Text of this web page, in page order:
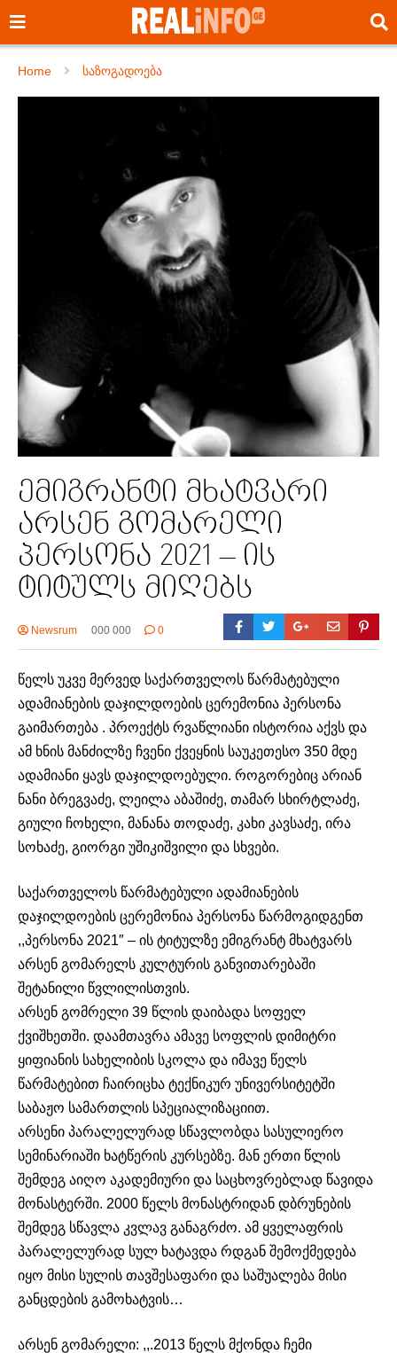
Home საზოგადოება
ემიგრანტი მხატვარი
არსენ გომარელი
პერსონა 2021 – ის
ტიტულს მიღებს
Newsrum 000 000 0
წელს უკვე მერვედ საქართველოს წარმატებული
ადამიანების დაჯილდოების ცერემონია პერსონა
გაიმართება . პროექტს რვაწლიანი ისტორია აქვს და
ამ ხნის მანძილზე ჩვენი ქვეყნის საუკეთესო 350 მდე
ადამიანი ყავს დაჯილდოებული. როგორებიც არიან
ნანი ბრეგვაძე, ლეილა აბაშიძე, თამარ სხირტლაძე,
გიული ჩოხელი, მანანა თოდაძე, კახი კავსაძე, ირა
სოხაძე, გიორგი უშიკიშვილი და სხვები.
საქართველოს წარმატებული ადამიანების
დაჯილდოების ცერემონია პერსონა წარმოგიდგენთ
,,პერსონა 2021″ – ის ტიტულზე ემიგრანტ მხატვარს
არსენ გომარელს კულტურის განვითარებაში
შეტანილი წვლილისთვის.
არსენ გომრელი 39 წლის დაიბადა სოფელ
ქვიშხეთში. დაამთავრა ამავე სოფლის დიმიტრი
ყიფიანის სახელიბის სკოლა და იმავე წელს
წარმატებით ჩაირიცხა ტექნიკურ უნივერსიტეტში
საბაჟო სამართლის სპეციალიზაციით.
არსენი პარალელურად სწავლობდა სასულიერო
სემინარიაში ხატწერის კურსებზე. მან ერთი წლის
შემდეგ აიღო აკადემიური და საცხოვრებლად წავიდა
მონასტერში. 2000 წელს მონასტრიდან დბრუნების
შემდეგ სწავლა კვლავ განაგრძო. ამ ყველაფრის
პარალელურად სულ ხატავდა რდგან შემოქმედება
იყო მისი სულის თავშესაფარი და საშუალება მისი
განცდების გამოხატვის…
არსენ გომარელი: ,,.2013 წელს მქონდა ჩემი